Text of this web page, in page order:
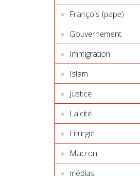
François (pape)
Gouvernement
Immigration
Islam
Justice
Laïcité
Liturgie
Macron
médias